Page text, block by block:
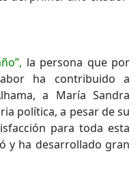
la persona que por
ha contribuido a
a María Sandra
política, a pesar de su
para toda esta
y ha desarrollado gran